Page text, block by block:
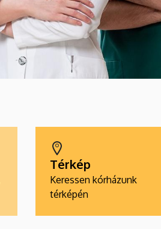
Térkép
Keressen kórházunk
térképén